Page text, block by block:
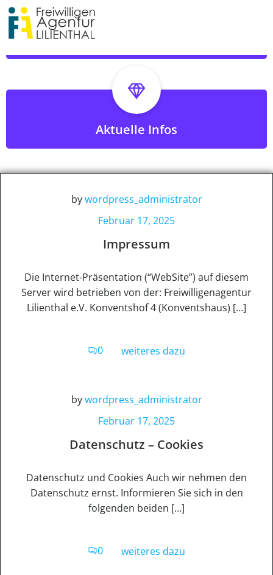
Zukünfitige Termine
Aktuelle Infos
bywordpress_administrator
Februar 17, 2025
Impressum
Die Internet-Präsentation (“WebSite”) auf diesem
Server wird betrieben von der: Freiwilligenagentur
Lilienthal e.V. Konventshof 4 (Konventshaus) […]
0 weiteres dazu
bywordpress_administrator
Februar 17, 2025
Datenschutz – Cookies
Datenschutz und Cookies Auch wir nehmen den
Datenschutz ernst. Informieren Sie sich in den
folgenden beiden […]
0 weiteres dazu